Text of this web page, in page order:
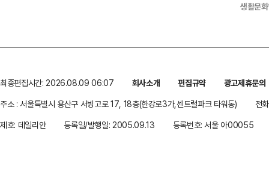
생활문
최종편집시간: 2026.08.09 06:07 회사소개 편집규약
광고제휴문의
주소 : 서울특별시 용산구 서빙고로 17, 18층(한강로3가,센트럴파크 타워동)
전
제호: 데일리안
등록일/발행일: 2005.09.13 등록번호: 서울 아00055